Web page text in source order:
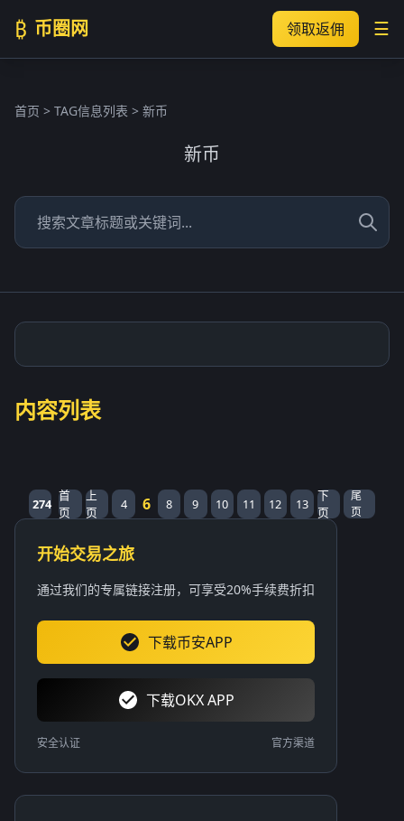
₿ 币圈网 领取返佣 ☰
首页 > TAG信息列表 > 新币
新币
内容列表
274
首
页
上
页
4 6 8 9 10 11 12 13
下
页
尾
页
开始交易之旅
通过我们的专属链接注册，可享受20%手续费折扣
下载币安APP
下载OKX APP
安全认证 官方渠道